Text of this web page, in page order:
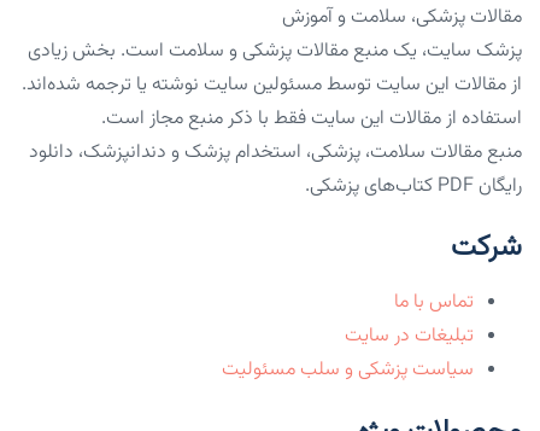
مقالات پزشکی، سلامت و آموزش
پزشک سایت، یک منبع مقالات پزشکی و سلامت است. بخش زیادی
از مقالات این سایت توسط مسئولین سایت نوشته یا ترجمه شده‌اند.
استفاده از مقالات این سایت فقط با ذکر منبع مجاز است.
منبع مقالات سلامت، پزشکی، استخدام پزشک و دندانپزشک، دانلود
رایگان PDF کتاب‌های پزشکی.
شرکت
تماس با ما
تبلیغات در سایت
سیاست پزشکی و سلب مسئولیت